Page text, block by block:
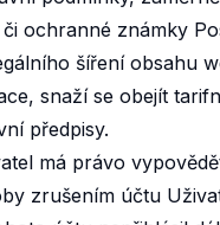
či ochranné známky
šíření obsahu
snaží se obejít
předpisy.
má právo
zrušením účtu